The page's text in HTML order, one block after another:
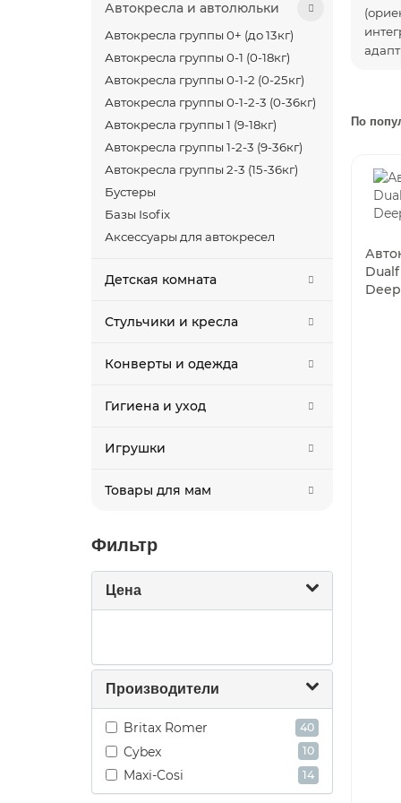
Автокресла и автолюльки
Автокресла группы 0+ (до 13кг)
Автокресла группы 0-1 (0-18кг)
Автокресла группы 0-1-2 (0-25кг)
Автокресла группы 0-1-2-3 (0-36кг)
Автокресла группы 1 (9-18кг)
Автокресла группы 1-2-3 (9-36кг)
Автокресла группы 2-3 (15-36кг)
Бустеры
Базы Isofix
Аксессуары для автокресел
Детская комната
Стульчики и кресла
Конверты и одежда
Гигиена и уход
Игрушки
Товары для мам
Фильтр
Цена
Производители
Britax Romer 40
Cybex 10
Maxi-Cosi 14
В
вес
В
По